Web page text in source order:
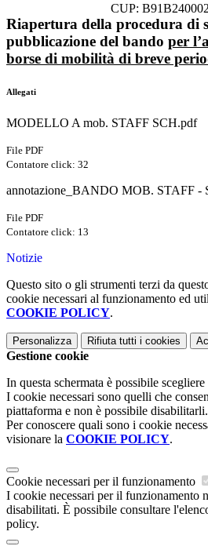
CUP:
Riapertura della procedura di
pubblicazione del bando per
borse di mobilità di breve
Allegati
MODELLO A mob. STAFF SCH.pdf
File PDF
Contatore click: 32
annotazione_BANDO MOB. STAFF -
File PDF
Contatore click: 13
Notizie
Questo sito o gli strumenti terzi da
cookie necessari al funzionamento ed
COOKIE POLICY.
Personalizza Rifiuta tutti i cookies
Gestione cookie
In questa schermata è possibile
I cookie necessari sono quelli che
piattaforma e non è possibile disabilitarli.
Per conoscere quali sono i cookie
visionare la COOKIE POLICY.
Cookie necessari per il funzionamento
I cookie necessari per il funzionamento
disabilitati. È possibile consultare
policy.